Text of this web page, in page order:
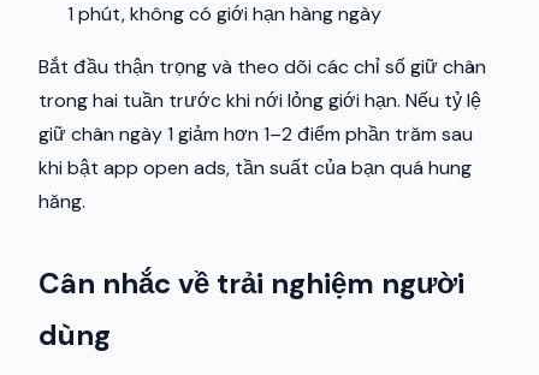
1 phút, không có giới hạn hàng ngày
Bắt đầu thận trọng và theo dõi các chỉ số giữ chân
trong hai tuần trước khi nới lỏng giới hạn. Nếu tỷ lệ
giữ chân ngày 1 giảm hơn 1–2 điểm phần trăm sau
khi bật app open ads, tần suất của bạn quá hung
hăng.
Cân nhắc về trải nghiệm người
dùng